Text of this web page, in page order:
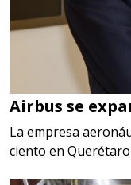
Airbus se
La empresa
ciento en Querétaro